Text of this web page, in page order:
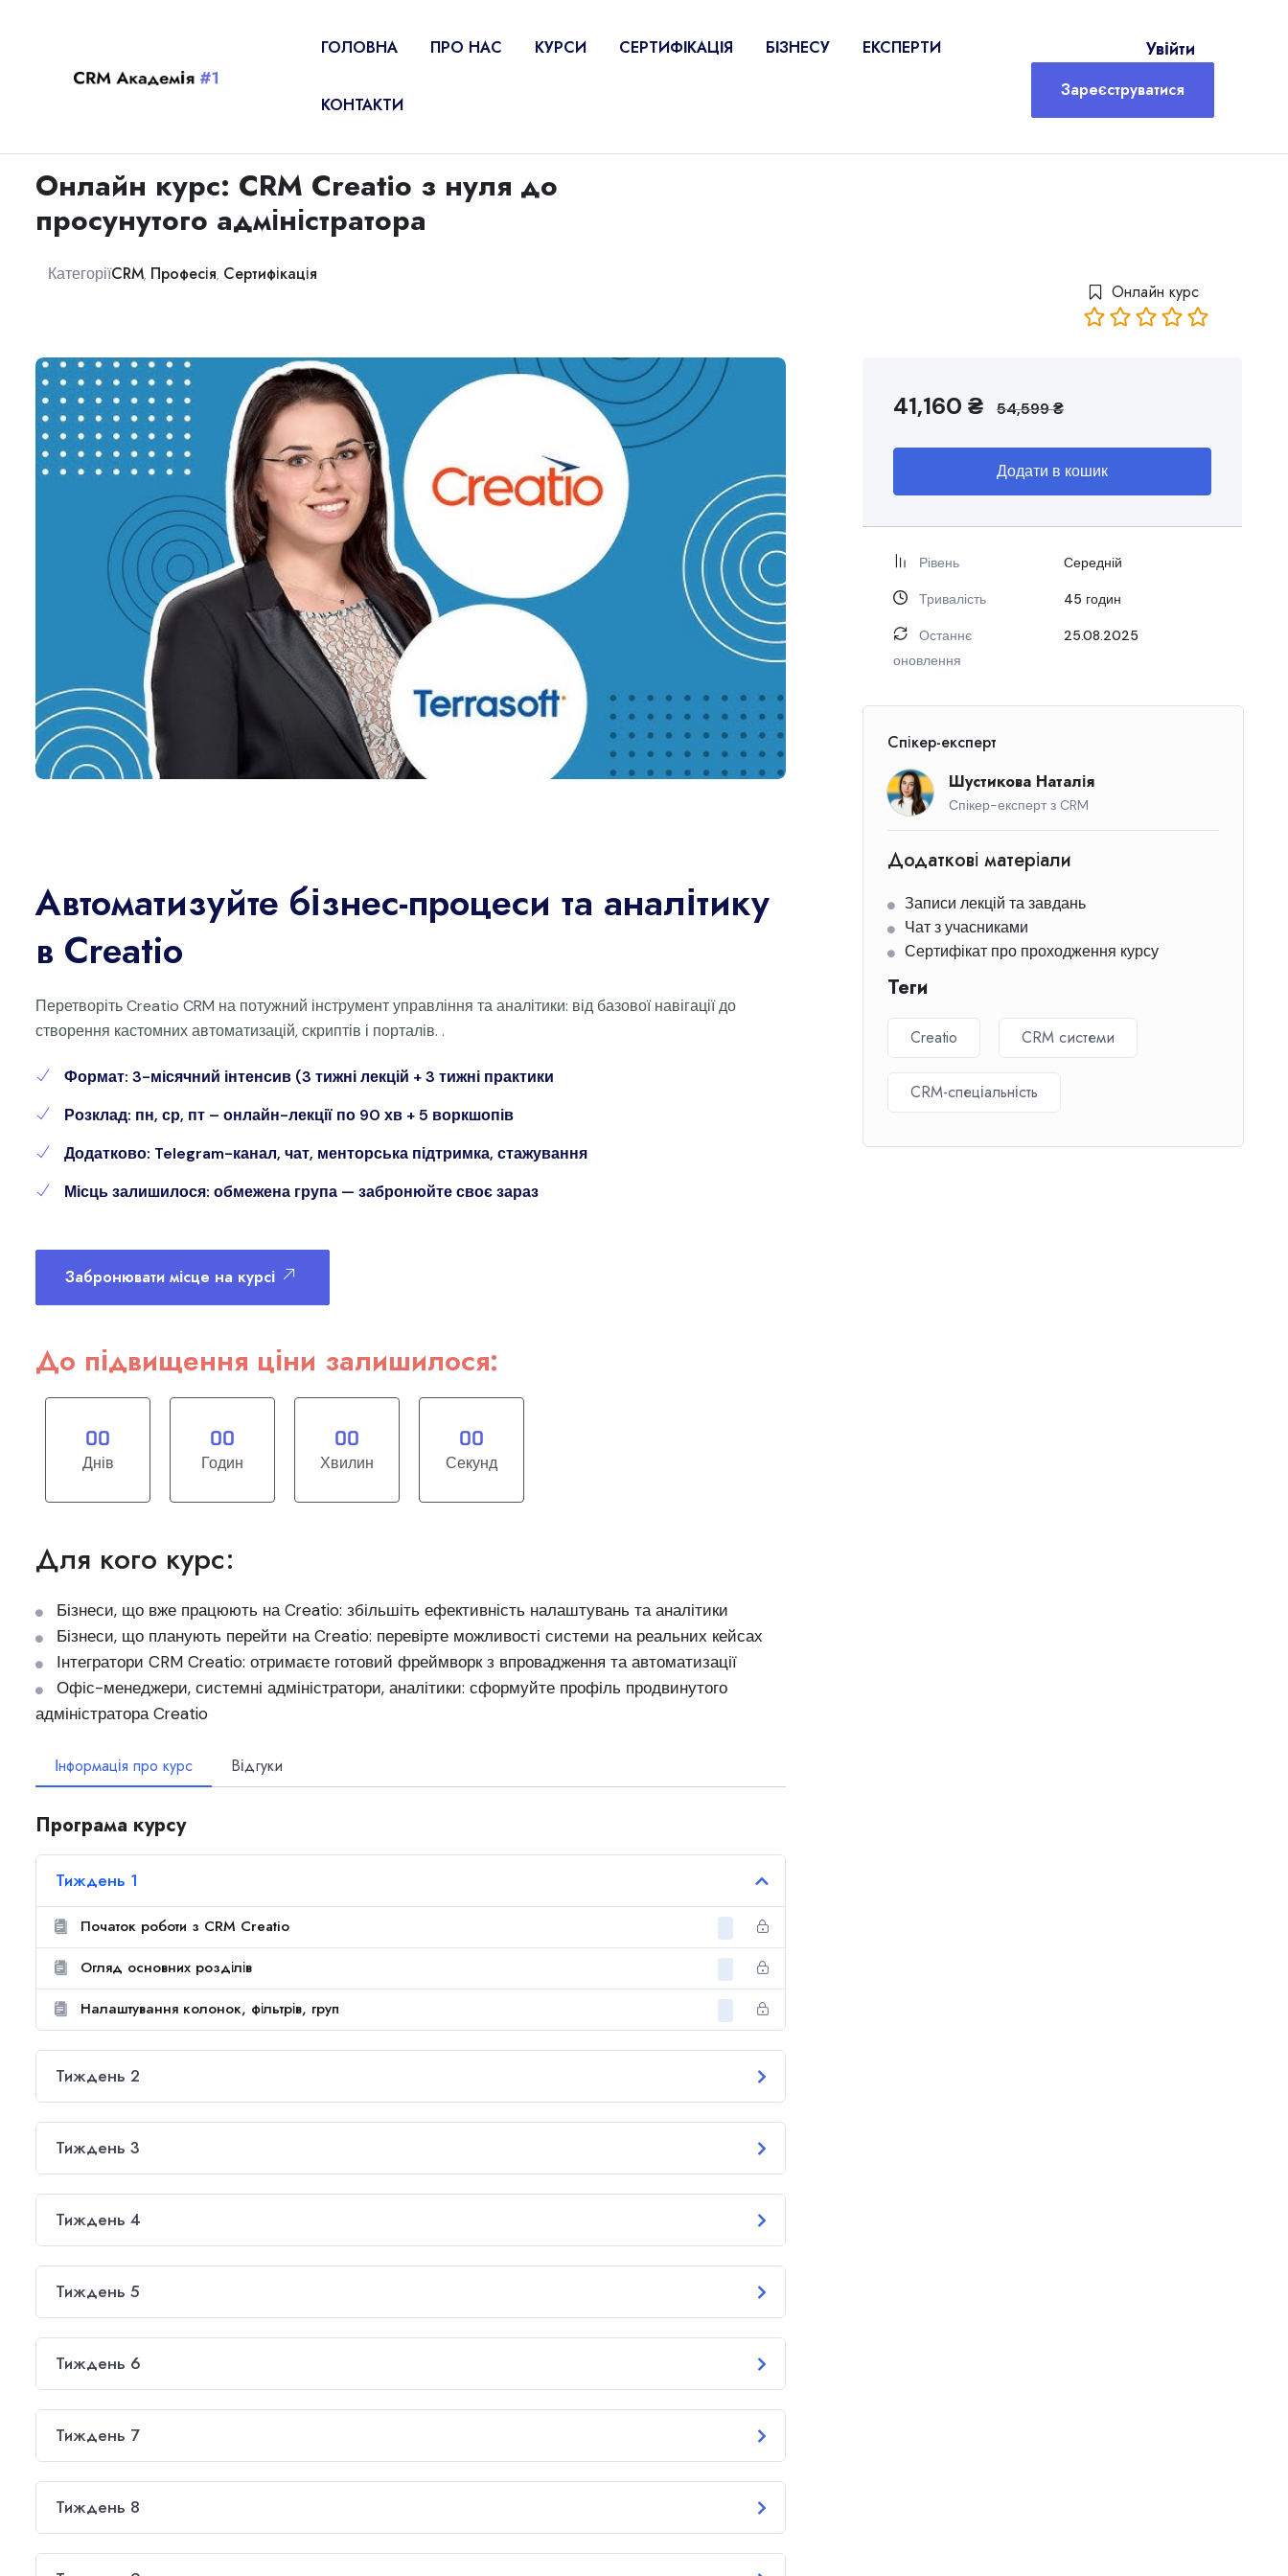
ГОЛОВНА ПРО НАС КУРСИ СЕРТИФІКАЦІЯ БІЗНЕСУ ЕКСПЕРТИ
КОНТАКТИ
Увійти
Зареєструватися
Онлайн курс: CRM Creatio з нуля до
просунутого адміністратора
КатегоріїCRM, Професія, Сертифікація
Онлайн курс
Автоматизуйте бізнес-процеси та аналітику
в Creatio
Перетворіть Creatio CRM на потужний інструмент управління та аналітики: від базової навігації до
створення кастомних автоматизацій, скриптів і порталів. .
Формат: 3-місячний інтенсив (3 тижні лекцій + 3 тижні практики
Розклад: пн, ср, пт – онлайн-лекції по 90 хв + 5 воркшопів
Додатково: Telegram-канал, чат, менторська підтримка, стажування
Місць залишилося: обмежена група — забронюйте своє зараз
Забронювати місце на курсі
До підвищення ціни залишилося:
00
Днів
00
Годин
00
Хвилин
00
Секунд
Для кого курс:
Бізнеси, що вже працюють на Creatio: збільшіть ефективність налаштувань та аналітики
Бізнеси, що планують перейти на Creatio: перевірте можливості системи на реальних кейсах
Інтегратори CRM Creatio: отримаєте готовий фреймворк з впровадження та автоматизації
Офіс-менеджери, системні адміністратори, аналітики: сформуйте профіль продвинутого
адміністратора Creatio
Інформація про курс Відгуки
Програма курсу
Тиждень 1
Початок роботи з CRM Creatio
Огляд основних розділів
Налаштування колонок, фільтрів, груп
Тиждень 2
Тиждень 3
Тиждень 4
Тиждень 5
Тиждень 6
Тиждень 7
Тиждень 8
41,160 ₴ 54,599₴
Додати в кошик
Рівень Середній
Тривалість 45 годин
Останнє
оновлення
25.08.2025
Спікер-експерт
Шустикова Наталія
Спікер-експерт з CRM
Додаткові матеріали
Записи лекцій та завдань
Чат з учасниками
Сертифікат про проходження курсу
Теги
Creatio CRM системи
CRM-спеціальність